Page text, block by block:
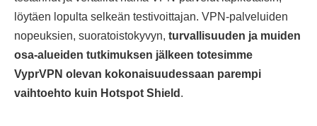
löytäen lopulta selkeän testivoittajan. VPN-palveluiden
nopeuksien, suoratoistokyvyn, turvallisuuden ja muiden
osa-alueiden tutkimuksen jälkeen totesimme
VyprVPN olevan kokonaisuudessaan parempi
vaihtoehto kuin Hotspot Shield .